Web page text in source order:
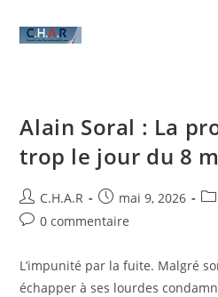
Alain Soral : La
trop le jour du 8
C.H.A.R mai 9, 2026
0 commentaire
L’impunité par la fuite. Malgré
échapper à ses lourdes